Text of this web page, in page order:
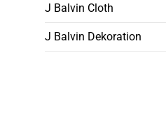
J Balvin Cloth
J Balvin Dekoration